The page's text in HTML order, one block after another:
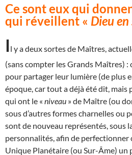
Ce sont eux qui
qui réveillent « Dieu en
Il y a deux sortes de Maîtres,
(sans compter les Grands Maîtres)
pour partager leur lumière (de plus
époque, car tout a déjà été dit, mais
qui ont le « niveau » de Maître (ou
sous d’autres formes charnelles ou
sont de nouveau représentés, sous
personnalités, afin de perfectionner
Unique Planétaire (ou Sur-Âme) un